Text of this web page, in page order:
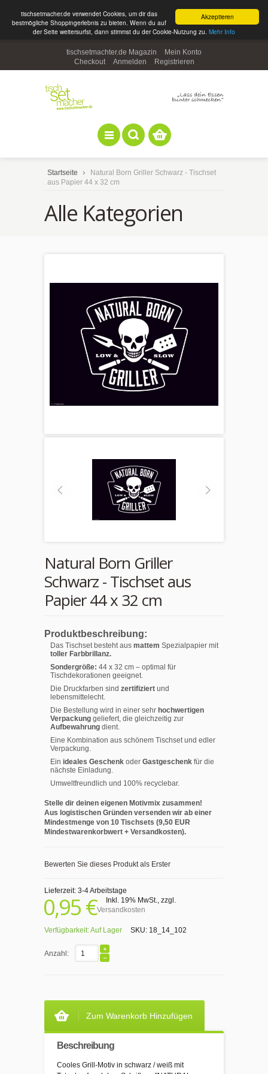
Akzeptieren
tischsetmacher.de verwendet Cookies, um dir das
bestmögliche Shoppingerlebnis zu bieten. Wenn du auf
der Seite weitersurfst, dann stimmst du der Cookie-Nutzung zu. Mehr Info
tischsetmachter.de Magazin
Mein Konto
Checkout
Anmelden Registrieren
Startseite
Natural Born Griller Schwarz - Tischset
aus Papier 44 x 32 cm
Alle Kategorien
Natural Born Griller
Schwarz - Tischset aus
Papier 44 x 32 cm
Produktbeschreibung:
Das Tischset besteht aus mattem Spezialpapier mit
toller Farbbrillanz.
Sondergröße: 44 x 32 cm – optimal für
Tischdekorationen geeignet.
Die Druckfarben sind zertifiziert und
lebensmittelecht.
Die Bestellung wird in einer sehr hochwertigen
Verpackung geliefert, die gleichzeitig zur
Aufbewahrung dient.
Eine Kombination aus schönem Tischset und edler
Verpackung.
Ein ideales Geschenk oder Gastgeschenk für die
nächste Einladung.
Umweltfreundlich und 100% recyclebar.
Stelle dir deinen eigenen Motivmix zusammen!
Aus logistischen Gründen versenden wir ab einer
Mindestmenge von 10 Tischsets (9,50 EUR
Mindestwarenkorbwert + Versandkosten).
Bewerten Sie dieses Produkt als Erster
Lieferzeit: 3-4 Arbeitstage
0,95 € Inkl. 19% MwSt., zzgl.
Versandkosten
Verfügbarkeit:Auf Lager SKU: 18_14_102
Anzahl:
Zum Warenkorb Hinzufügen
Beschreibung
Cooles Grill-Motiv in schwarz / weiß mit